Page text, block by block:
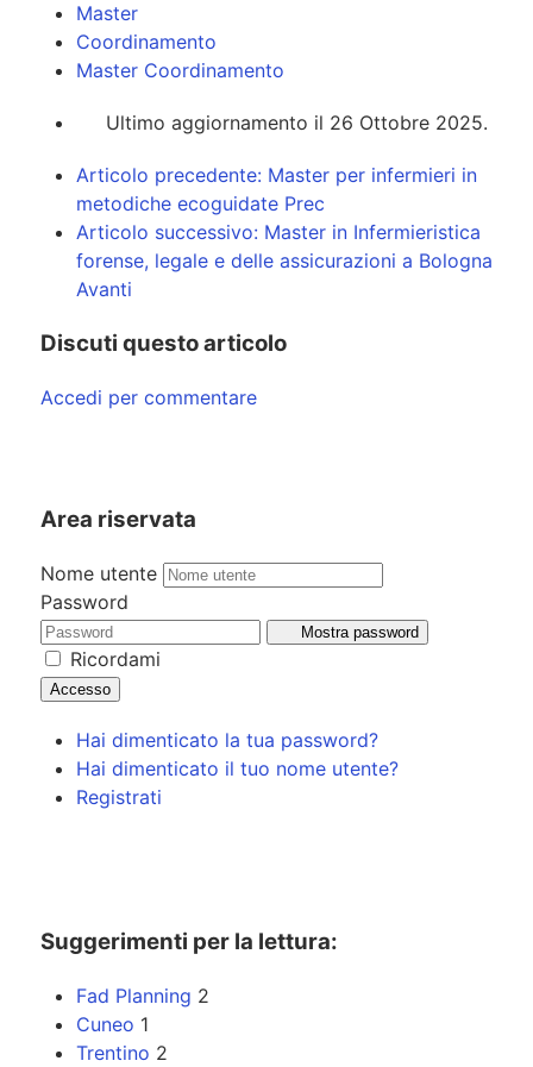
Master
Coordinamento
Master Coordinamento
Ultimo aggiornamento il 26 Ottobre 2025.
Articolo precedente: Master per infermieri in
metodiche ecoguidate Prec
Articolo successivo: Master in Infermieristica
forense, legale e delle assicurazioni a Bologna
Avanti
Discuti questo articolo
Accedi per commentare
Area riservata
Nome utente
Password
Mostra password
Ricordami
Accesso
Hai dimenticato la tua password?
Hai dimenticato il tuo nome utente?
Registrati
Suggerimenti per la lettura:
Fad Planning 2
Cuneo 1
Trentino 2